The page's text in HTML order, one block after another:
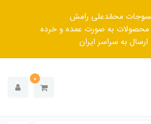
محمّدعلی رامش
محصولات به صورت عمده و خرده
ارسال به سراسر ایران
0